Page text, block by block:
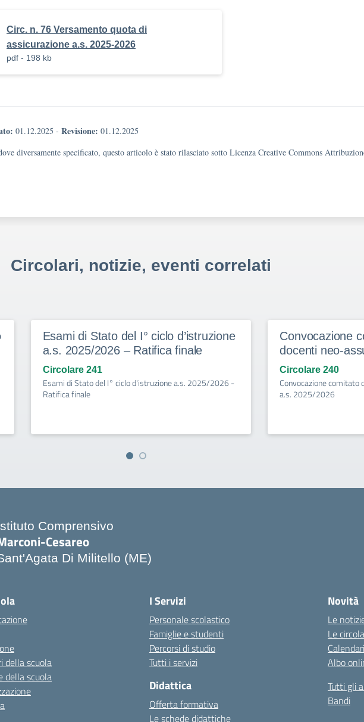
Circ. n. 76 Versamento quota di
assicurazione a.s. 2025-2026
pdf - 198 kb
01.12.2025 - Revisione: 01.12.2025
diversamente specificato, questo articolo è stato rilasciato sotto Licenza Creative Commons
Circolari, notizie, eventi correlati
Esami di Stato del I° ciclo d’istruzione
a.s. 2025/2026 – Ratifica finale
Circolare 241
Esami di Stato del I° ciclo d'istruzione a.s. 2025/2026 -
Ratifica finale
Convocazione
docenti neo-
Circolare 240
Convocazione comitato
a.s. 2025/2026
Comprensivo
Cesareo
Di Militello (ME)
della scuola
della scuola
I Servizi
Personale scolastico
Famiglie e studenti
Percorsi di studio
Tutti i servizi
Didattica
Offerta formativa
Le schede didattiche
Novità
Le
Le
Albo
Tutti gli
Bandi